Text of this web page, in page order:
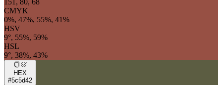
CMYK
0%, 47%, 55%, 41%
HSV
9°, 55%, 59%
HSL
9°, 38%, 43%
HEX
#5c5d42